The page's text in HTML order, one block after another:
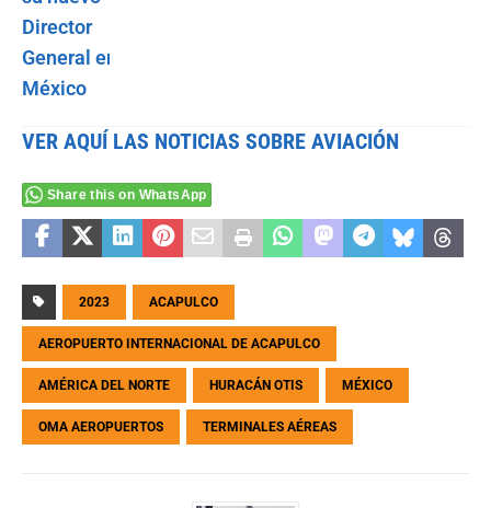
VER AQUÍ LAS NOTICIAS SOBRE AVIACIÓN
Share this on WhatsApp
2023 ACAPULCO
AEROPUERTO INTERNACIONAL DE ACAPULCO
AMÉRICA DEL NORTE HURACÁN OTIS MÉXICO
OMA AEROPUERTOS TERMINALES AÉREAS